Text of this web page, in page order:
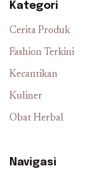
Kategori
Cerita Produk
Fashion Terkini
Kecantikan
Kuliner
Obat Herbal
Navigasi